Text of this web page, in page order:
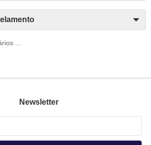
...
Newsletter